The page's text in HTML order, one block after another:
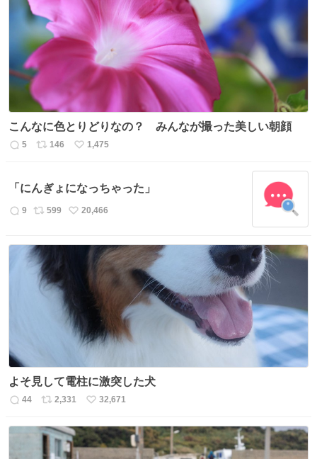
こんなに色とりどりなの？ みんなが撮った美しい朝顔
返
数
5
リ
ス
ト
数
146
い
ね
数
1,475
「にんぎょになっちゃった」
返
数
9
リ
ス
ト
数
599
い
ね
20,466
よそ見して電柱に激突した犬
返
数
44
リ
ス
ト
2,331
い
ね
数
32,671